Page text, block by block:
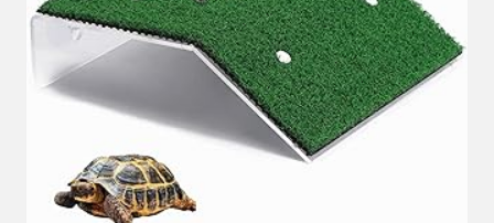
KLETTERZWEIG
REBEN
PFLANZEN
DEKORATION
SAUGNÄPFEN
FÜR…